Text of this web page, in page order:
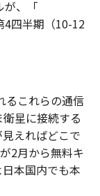
が、「
4四半期（10-12
るこれらの通信
星に接続する
えればどこで
2月から無料キ
本国内でも本